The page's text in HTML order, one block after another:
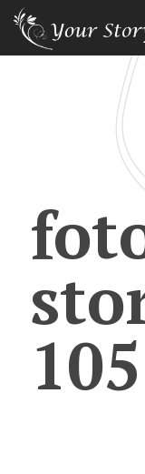
105